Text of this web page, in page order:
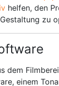
helfen, den
zu
dem
einem